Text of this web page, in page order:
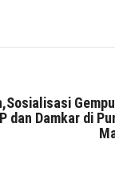
dan Damkar di